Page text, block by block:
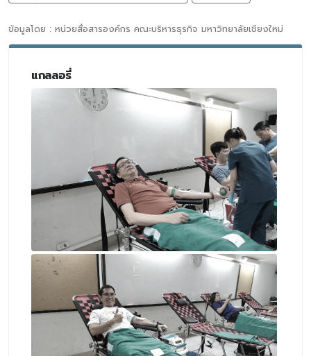
ข้อมูลโดย : หน่วยสื่อสารองค์กร คณะบริหารธุรกิจ มหาวิทยาลัยเชียงใหม่
แกลลอรี่